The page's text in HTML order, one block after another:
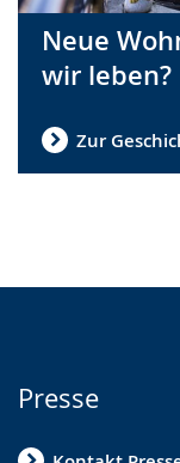
Neue
wir leben?
Zur
Presse